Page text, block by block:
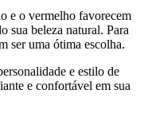
e o vermelho favorecem
sua beleza natural. Para
ser uma ótima escolha.
e estilo de
e confortável em sua